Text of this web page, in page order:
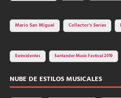
Mario San Miguel
Collector's Series
Reincidentes Santander Music Festival 2019
NUBE DE ESTILOS MUSICALES